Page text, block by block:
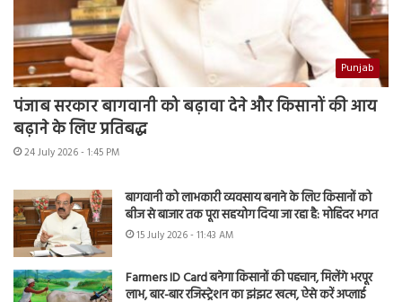
Punjab
पंजाब सरकार बागवानी को बढ़ावा देने और किसानों की आय
बढ़ाने के लिए प्रतिबद्ध
24 July 2026 - 1:45 PM
बागवानी को लाभकारी व्यवसाय बनाने के लिए किसानों को
बीज से बाजार तक पूरा सहयोग दिया जा रहा है: मोहिंदर भगत
15 July 2026 - 11:43 AM
Farmers ID Card बनेगा किसानों की पहचान, मिलेंगे भरपूर
लाभ, बार-बार रजिस्ट्रेशन का झंझट खत्म, ऐसे करें अप्लाई